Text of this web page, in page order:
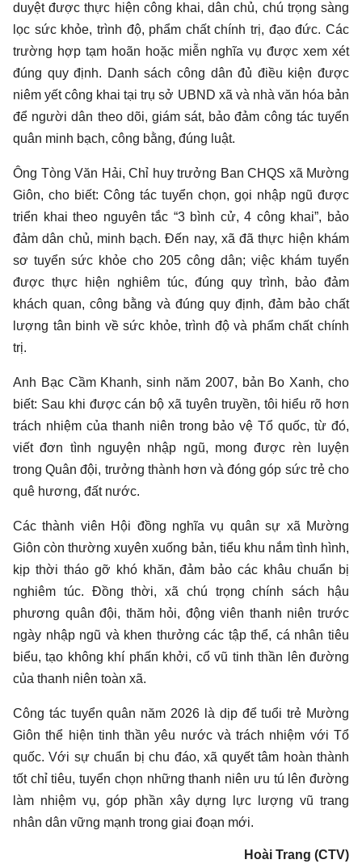
duyệt được thực hiện công khai, dân chủ, chú trọng sàng
lọc sức khỏe, trình độ, phẩm chất chính trị, đạo đức. Các
trường hợp tạm hoãn hoặc miễn nghĩa vụ được xem xét
đúng quy định. Danh sách công dân đủ điều kiện được
niêm yết công khai tại trụ sở UBND xã và nhà văn hóa bản
để người dân theo dõi, giám sát, bảo đảm công tác tuyển
quân minh bạch, công bằng, đúng luật.
Ông Tòng Văn Hải, Chỉ huy trưởng Ban CHQS xã Mường
Giôn, cho biết: Công tác tuyển chọn, gọi nhập ngũ được
triển khai theo nguyên tắc “3 bình cử, 4 công khai”, bảo
đảm dân chủ, minh bạch. Đến nay, xã đã thực hiện khám
sơ tuyển sức khỏe cho 205 công dân; việc khám tuyển
được thực hiện nghiêm túc, đúng quy trình, bảo đảm
khách quan, công bằng và đúng quy định, đảm bảo chất
lượng tân binh về sức khỏe, trình độ và phẩm chất chính
trị.
Anh Bạc Cầm Khanh, sinh năm 2007, bản Bo Xanh, cho
biết: Sau khi được cán bộ xã tuyên truyền, tôi hiểu rõ hơn
trách nhiệm của thanh niên trong bảo vệ Tổ quốc, từ đó,
viết đơn tình nguyện nhập ngũ, mong được rèn luyện
trong Quân đội, trưởng thành hơn và đóng góp sức trẻ cho
quê hương, đất nước.
Các thành viên Hội đồng nghĩa vụ quân sự xã Mường
Giôn còn thường xuyên xuống bản, tiểu khu nắm tình hình,
kịp thời tháo gỡ khó khăn, đảm bảo các khâu chuẩn bị
nghiêm túc. Đồng thời, xã chú trọng chính sách hậu
phương quân đội, thăm hỏi, động viên thanh niên trước
ngày nhập ngũ và khen thưởng các tập thể, cá nhân tiêu
biểu, tạo không khí phấn khởi, cổ vũ tinh thần lên đường
của thanh niên toàn xã.
Công tác tuyển quân năm 2026 là dịp để tuổi trẻ Mường
Giôn thể hiện tinh thần yêu nước và trách nhiệm với Tổ
quốc. Với sự chuẩn bị chu đáo, xã quyết tâm hoàn thành
tốt chỉ tiêu, tuyển chọn những thanh niên ưu tú lên đường
làm nhiệm vụ, góp phần xây dựng lực lượng vũ trang
nhân dân vững mạnh trong giai đoạn mới.
Hoài Trang (CTV)